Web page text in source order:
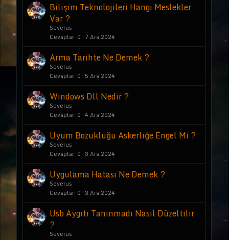
Bilişim Teknolojileri Hangi Meslekler
Var ?
Severus
Cevaplar 0 7 Ara 2024
Arma Tarihte Ne Demek ?
Severus
Cevaplar 0 5 Ara 2024
Windows Dll Nedir ?
Severus
Cevaplar 0 4 Ara 2024
Uyum Bozukluğu Askerliğe Engel Mi ?
Severus
Cevaplar 0 3 Ara 2024
Uygulama Hatası Ne Demek ?
Severus
Cevaplar 0 3 Ara 2024
Usb Aygıtı Tanınmadı Nasıl Düzeltilir
?
Severus